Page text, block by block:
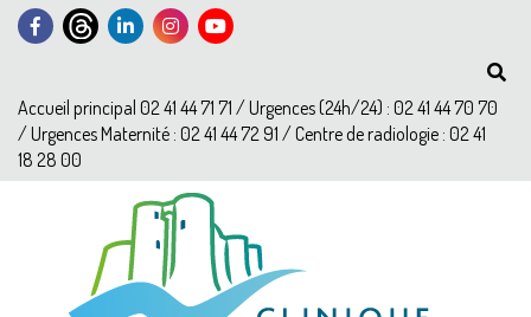
Accueil principal 02 41 44 71 71 / Urgences (24h/24) : 02 41 44 70 70
/ Urgences Maternité : 02 41 44 72 91 / Centre de radiologie : 02 41
18 28 00